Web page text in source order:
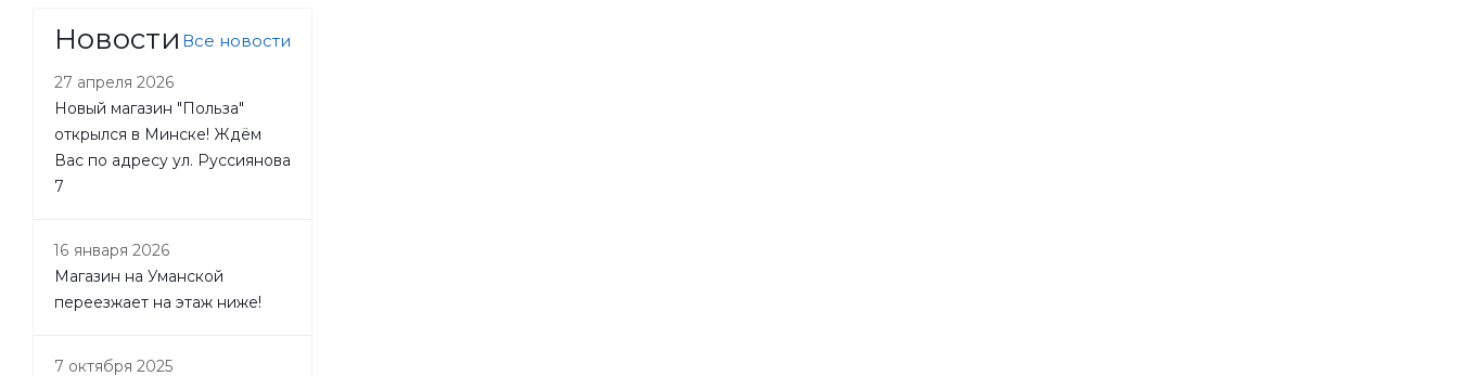
Новости Все новости
27 апреля 2026
Новый магазин "Польза"
открылся в Минске! Ждём
Вас по адресу ул. Руссиянова
7
16 января 2026
Магазин на Уманской
переезжает на этаж ниже!
7 октября 2025